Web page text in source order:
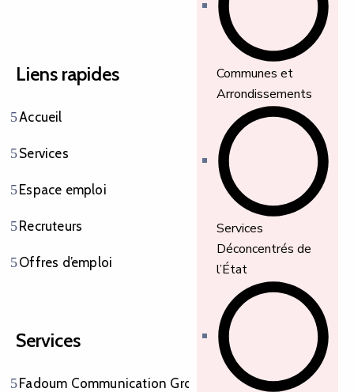
Communes et
Arrondissements
Services
Déconcentrés de
l’État
Liens rapides
Accueil
Services
Espace emploi
Recruteurs
Offres d’emploi
Services
Fadoum Communication Group